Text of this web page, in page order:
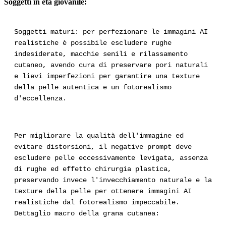
Soggetti maturi: per perfezionare le immagini AI
realistiche è possibile escludere rughe
indesiderate, macchie senili e rilassamento
cutaneo, avendo cura di preservare pori naturali
e lievi imperfezioni per garantire una texture
della pelle autentica e un fotorealismo
d'eccellenza.
Per migliorare la qualità dell'immagine ed
evitare distorsioni, il negative prompt deve
escludere pelle eccessivamente levigata, assenza
di rughe ed effetto chirurgia plastica,
preservando invece l'invecchiamento naturale e la
texture della pelle per ottenere immagini AI
realistiche dal fotorealismo impeccabile.
Dettaglio macro della grana cutanea: